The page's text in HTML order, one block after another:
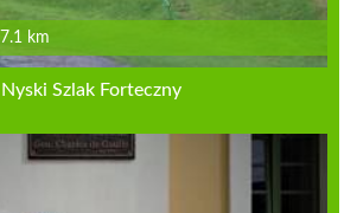
7.1 km
Nyski Szlak Forteczny